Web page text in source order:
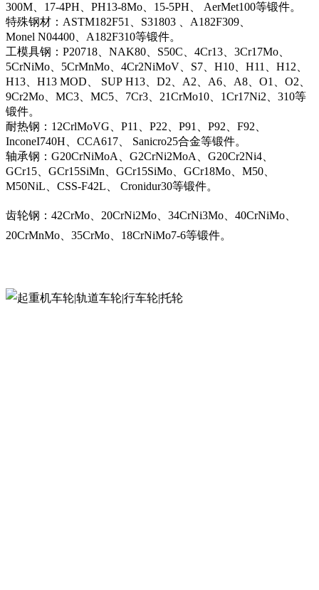
300M、17-4PH、PH13-8Mo、15-5PH、 AerMet100等锻件。
特殊钢材：ASTM182F51、S31803 、A182F309、
Monel N04400、A182F310等锻件。
工模具钢：P20718、NAK80、S50C、4Cr13、3Cr17Mo、
5CrNiMo、5CrMnMo、4Cr2NiMoV、S7、H10、H11、H12、
H13、H13 MOD、 SUP H13、D2、A2、A6、A8、O1、O2、
9Cr2Mo、MC3、MC5、7Cr3、21CrMo10、1Cr17Ni2、310等
锻件。
耐热钢：12CrlMoVG、P11、P22、P91、P92、F92、
InconeI740H、CCA617、 Sanicro25合金等锻件。
轴承钢：G20CrNiMoA、G2CrNi2MoA、G20Cr2Ni4、
GCr15、GCr15SiMn、GCr15SiMo、GCr18Mo、M50、
M50NiL、CSS-F42L、 Cronidur30等锻件。
齿轮钢：42CrMo、20CrNi2Mo、34CrNi3Mo、40CrNiMo、
20CrMnMo、35CrMo、18CrNiMo7-6等锻件。